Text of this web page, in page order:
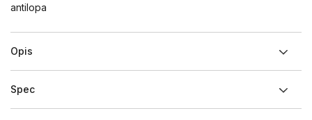
antilopa
Opis
Spec